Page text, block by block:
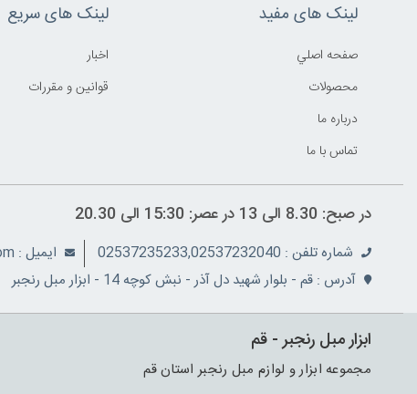
لینک های مفید
صفحه اصلي
محصولات
درباره ما
تماس با ما
لینک های سریع
اخبار
قوانين و مقررات
در صبح: 8.30 الی 13 در عصر: 15:30 الی 20.30
شماره تلفن : 02537235233,02537232040
ايميل : info@ranjbarco.com
آدرس : قم - بلوار شهید دل آذر - نبش کوچه 14 - ابزار مبل رنجبر
ابزار مبل رنجبر - قم
مجموعه ابزار و لوازم مبل رنجبر استان قم